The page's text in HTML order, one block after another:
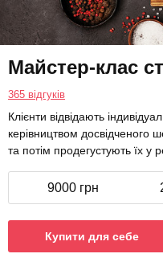
Майстер-клас
365 відгуків
Клієнти відвідають
керівництвом досвідченого
та потім продегустують їх у
9000 грн
Купити для себе